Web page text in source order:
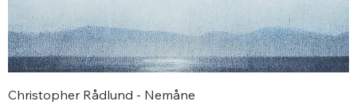
Christopher Rådlund - Nemåne